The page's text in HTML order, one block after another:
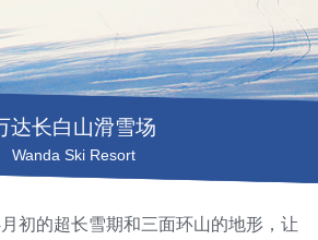
达长白山滑雪场
Wanda Ski Resort
初的超长雪期和三面环山的地形，让